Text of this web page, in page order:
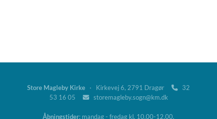
Store Magleby Kirke · Kirkevej 6, 2791 Dragør 
32
53 16 05
storemagleby.sogn@km.dk
Åbningstider: mandag - fredag kl. 10.00-12.00.